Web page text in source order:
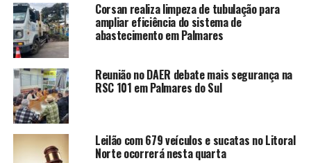
Corsan realiza limpeza de tubulação para
ampliar eficiência do sistema de
abastecimento em Palmares
Reunião no DAER debate mais segurança na
RSC 101 em Palmares do Sul
Leilão com 679 veículos e sucatas no Litoral
Norte ocorrerá nesta quarta